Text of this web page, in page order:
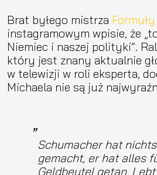
Brat byłego mistrza Formuły
instagramowym wpisie, że
Niemiec i naszej polityki”.
który jest znany aktualnie
w telewizji w roli eksperta,
Michaela nie są już
Schumacher hat
gemacht, er hat alles
Geldbeutel getan.